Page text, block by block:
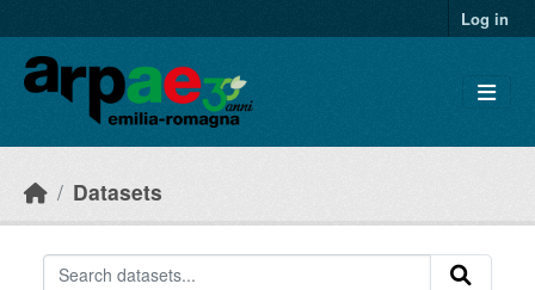
Log in
Datasets